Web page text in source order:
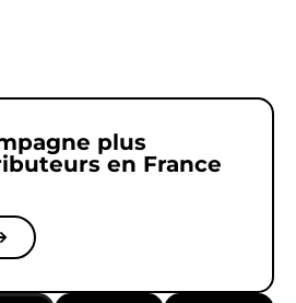
plus
en France